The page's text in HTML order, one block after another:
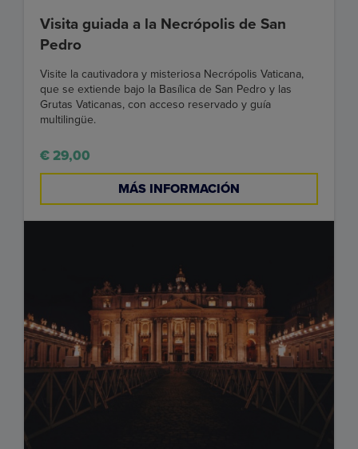
Visita guiada a la Necrópolis de San
Pedro
Visite la cautivadora y misteriosa Necrópolis Vaticana,
que se extiende bajo la Basílica de San Pedro y las
Grutas Vaticanas, con acceso reservado y guía
multilingüe.
€ 29,00
MÁS INFORMACIÓN